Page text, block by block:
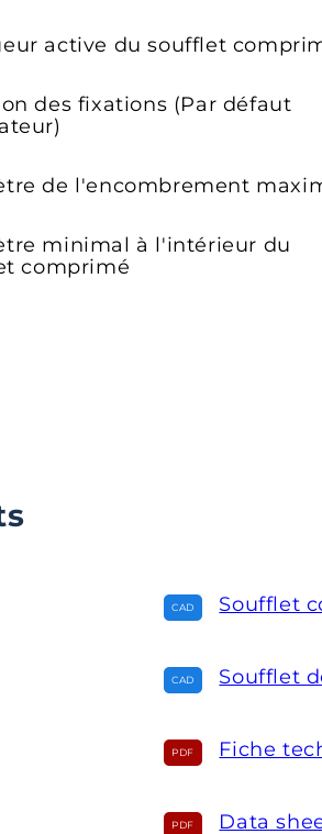
active du soufflet
des fixations (Par défaut
de l'encombrement
minimal à l'intérieur du
comprimé
Soufflet
Soufflet
Fiche
Data